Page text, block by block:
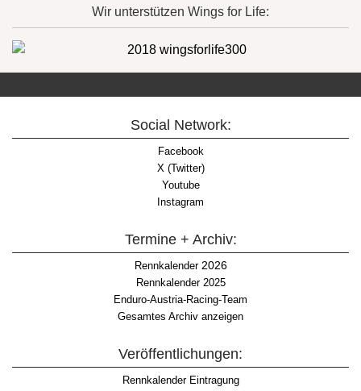
Wir unterstützen Wings for Life:
Social Network:
Facebook
X (Twitter)
Youtube
Instagram
Termine + Archiv:
Rennkalender2026
Rennkalender 2025
Enduro-Austria-Racing-Team
Gesamtes Archiv anzeigen
Veröffentlichungen:
Rennkalender Eintragung